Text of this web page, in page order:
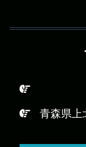
青森県